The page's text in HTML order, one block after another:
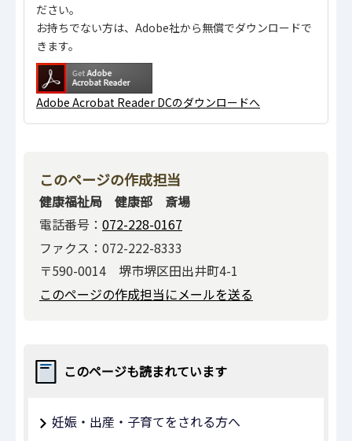
ださい。
お持ちでない方は、Adobe社から無償でダウンロードで
きます。
Adobe Acrobat Reader DCのダウンロードへ
このページの作成担当
健康福祉局 健康部 斎場
電話番号： 072-228-0167
ファクス：072-222-8333
〒590-0014 堺市堺区田出井町4-1
このページの作成担当にメールを送る
このページも読まれています
妊娠・出産・子育てをされる方へ